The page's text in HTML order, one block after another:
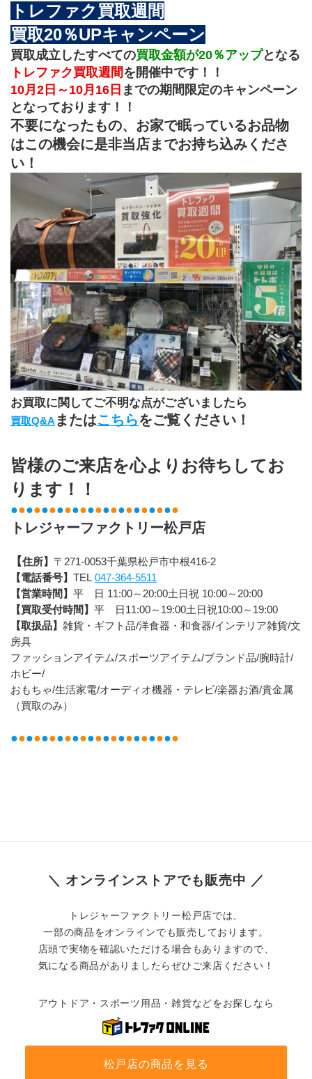
トレファク買取週間
買取20％UPキャンペーン
買取成立したすべての買取金額が20％アップとなる
トレファク買取週間 を開催中です！！
10月2日～10月16日 までの期間限定のキャンペーン
となっております！！
不要になったもの、お家で眠っているお品物
はこの機会に是非当店までお持ち込みくださ
い！
お買取に関してご不明な点がございましたら
買取Q&A またはこちらをご覧ください！
皆様のご来店を心よりお待ちしてお
ります！！
●●●●●●●●●●●●●●●●●●●●●●
トレジャーファクトリー松戸店
【住所】 〒271-0053千葉県松戸市中根416-2
【電話番号】 TEL 047-364-5511
【営業時間】 平　日 11:00～20:00土日祝 10:00～20:00
【買取受付時間】 平　日11:00～19:00土日祝10:00～19:00
【取扱品】 雑貨・ギフト品/洋食器・和食器/インテリア雑貨/文
房具
ファッションアイテム/スポーツアイテム/ブランド品/腕時計/
ホビー/
おもちゃ/生活家電/オーディオ機器・テレビ/楽器お酒/貴金属
（買取のみ）
●●●●●●●●●●●●●●●●●●●●●●
＼ オンラインストアでも販売中 ／
トレジャーファクトリー松戸店では、
一部の商品をオンラインでも販売しております。
店頭で実物を確認いただける場合もありますので、
気になる商品がありましたらぜひご来店ください！
アウトドア・スポーツ用品・雑貨などをお探しなら
松戸店の商品を見る